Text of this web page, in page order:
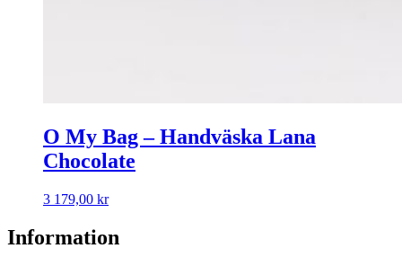
O My Bag – Handväska Lana
Chocolate
3 179,00 kr
Information